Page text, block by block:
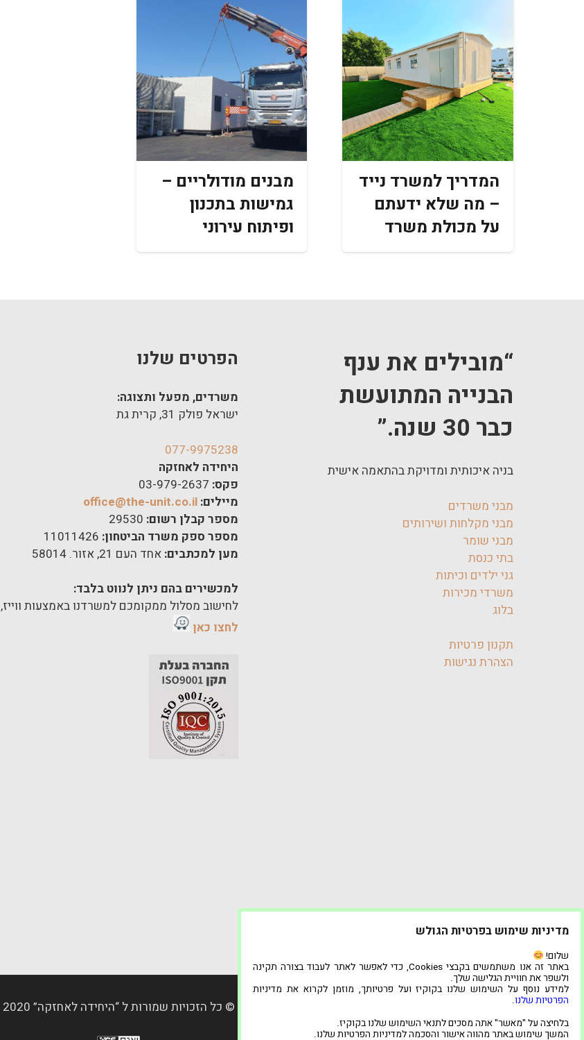
המדריך למשרד נייד
– מה שלא ידעתם
על מכולת משרד
מבנים מודולריים –
גמישות בתכנון
ופיתוח עירוני
“מובילים את ענף
הבנייה המתועשת
כבר 30 שנה.”
בניה איכותית ומדויקת בהתאמה אישית
מבני משרדים
מבני מקלחות ושירותים
מבני שומר
בתי כנסת
גני ילדים וכיתות
משרדי מכירות
בלוג
תקנון פרטיות
הצהרת נגישות
הפרטים שלנו
משרדים, מפעל ותצוגה:
ישראל פולק 31, קרית גת
077-9975238
היחידה לאחזקה
פקס:
מיילים:
מספר קבלן רשום:
מספר ספק משרד הביטחון:
מען למכתבים: אחד העם 21, אזור. 58014
למכשירים בהם ניתן לנווט בלבד:
לחישוב מסלול ממקומכם למשרדנו באמצעות ווייז,
לחצו כאן
© כל הזכויות שמורות ל “היחידה לאחזקה” 2020
מדיניות שימוש בפרטיות הגולש
שלום!
באתר זה אנו משתמשים בקבצי Cookies, כדי לאפשר לאתר לעבוד בצורה תקינה
ולשפר את חוויית הגלישה שלך.
למידע נוסף על השימוש שלנו בקוקיז ועל פרטיותך, מוזמן לקרוא את מדיניות
הפרטיות שלנו.
בלחיצה על "מאשר" אתה מסכים לתנאי השימוש שלנו בקוקיז.
המשך שימוש באתר מהווה אישור והסכמה למדיניות הפרטיות שלנו.